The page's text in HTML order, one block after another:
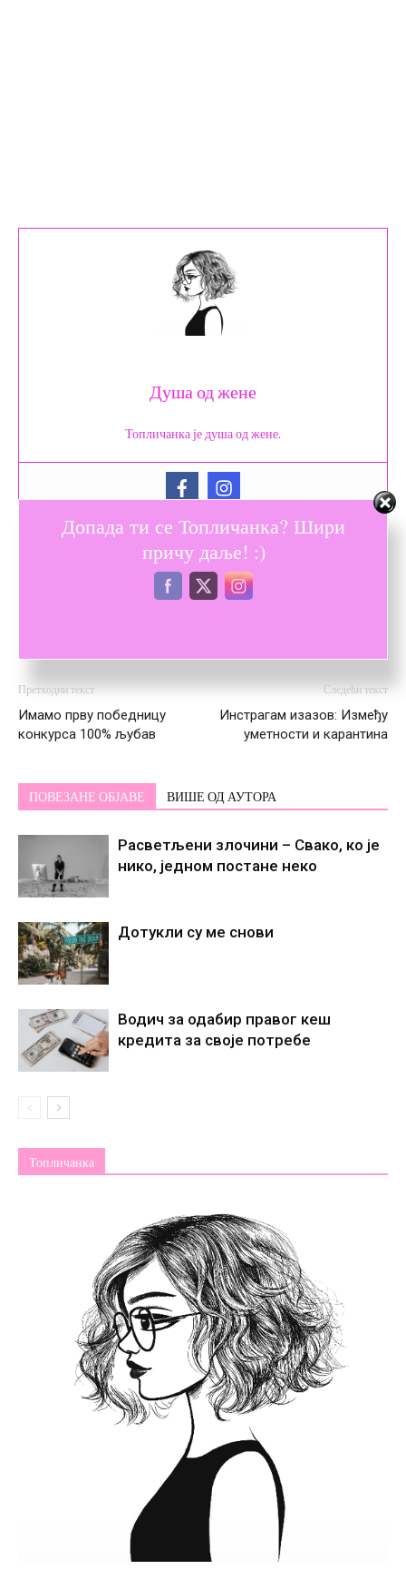
Душа од жене
Топличанка је душа од жене.
Претходни текст
Имамо прву победницу
конкурса 100% љубав
Следећи текст
Инстрагам изазов: Између
уметности и карантина
ПОВЕЗАНЕ ОБЈАВЕ ВИШЕ ОД АУТОРА
Расветљени злочини – Свако, ко је
нико, једном постане некo
Дотукли су ме снови
Водич за одабир правог кеш
кредита за своје потребе
Топличанка
Допада ти се Топличанка? Шири
причу даље! :)